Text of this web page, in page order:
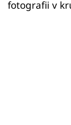
fotografii v